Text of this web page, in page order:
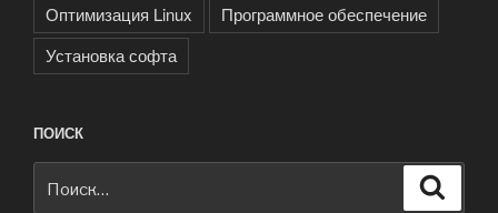
Оптимизация Linux
Программное обеспечение
Установка софта
ПОИСК